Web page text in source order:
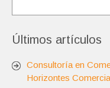
Últimos artículos
Consultoría en
Horizontes